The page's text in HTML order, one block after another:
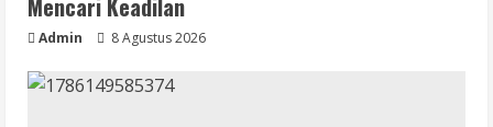
Mencari Keadilan
Admin 8 Agustus 2026